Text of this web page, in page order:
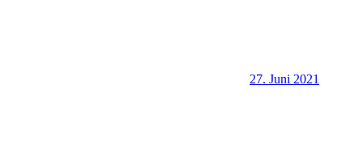
27. Juni 2021